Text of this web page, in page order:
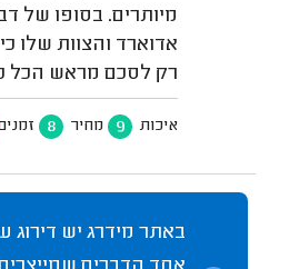
מיותרים. בסופו של
אדוארד והצוות שלו
רק לסכם מראש הכל
איכות 9 מחיר 8
באתר מידרג יש דירוג